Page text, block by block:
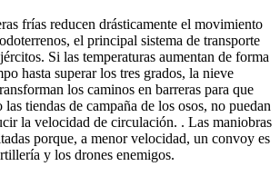
frías reducen drásticamente el movimiento
el principal sistema de transporte
Si las temperaturas aumentan de forma
hasta superar los tres grados, la nieve
los caminos en barreras para que
tiendas de campaña de los osos, no puedan
la velocidad de circulación. . Las maniobras
porque, a menor velocidad, un convoy es
y los drones enemigos.